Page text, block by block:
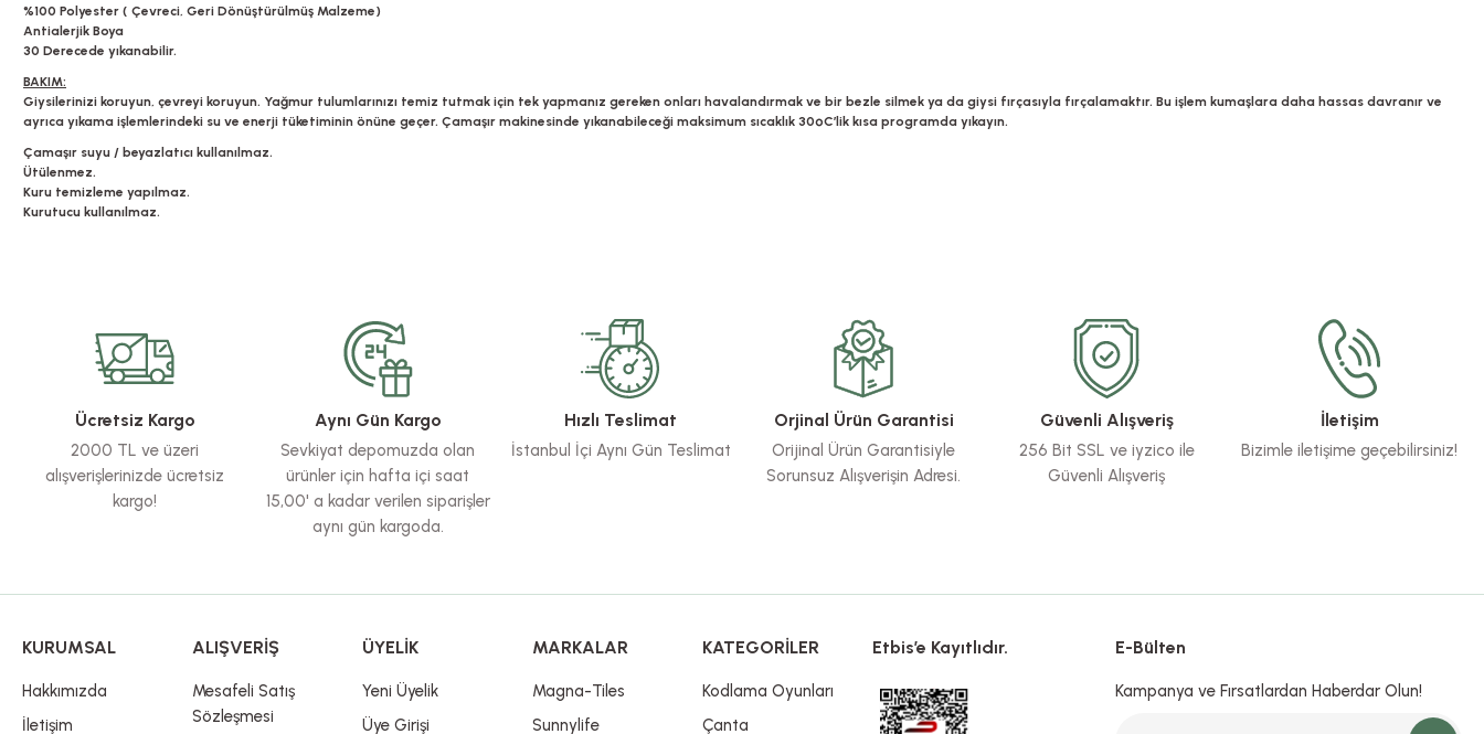
%100 Polyester ( Çevreci, Geri Dönüştürülmüş Malzeme)
Antialerjik Boya
30 Derecede yıkanabilir.
BAKIM:
Giysilerinizi koruyun, çevreyi koruyun. Yağmur tulumlarınızı temiz tutmak için tek yapmanız gereken onları havalandırmak ve bir bezle silmek ya da giysi fırçasıyla fırçalamaktır. Bu işlem kumaşlara daha hassas davranır ve
ayrıca yıkama işlemlerindeki su ve enerji tüketiminin önüne geçer. Çamaşır makinesinde yıkanabileceği maksimum sıcaklık 30ºC’lik kısa programda yıkayın.
Çamaşır suyu / beyazlatıcı kullanılmaz.
Ütülenmez.
Kuru temizleme yapılmaz.
Kurutucu kullanılmaz.
Ürün resmi kalitesiz, bozuk veya görüntülenemiyor.
Ürün açıklamasında eksik bilgiler bulunuyor.
Ürün bilgilerinde hatalar bulunuyor.
Ürün fiyatı diğer sitelerden daha pahalı.
Bu ürüne benzer farklı alternatifler olmalı.
Ücretsiz Kargo
2000 TL ve üzeri
alışverişlerinizde ücretsiz
kargo!
Aynı Gün Kargo
Sevkiyat depomuzda olan
ürünler için hafta içi saat
15,00' a kadar verilen siparişler
aynı gün kargoda.
Hızlı Teslimat
İstanbul İçi Aynı Gün Teslimat
Orjinal Ürün Garantisi
Orijinal Ürün Garantisiyle
Sorunsuz Alışverişin Adresi.
Güvenli Alışveriş
256 Bit SSL ve iyzico ile
Güvenli Alışveriş
İletişim
Bizimle iletişime geçebilirsiniz!
KURUMSAL
Hakkımızda
İletişim
ALIŞVERİŞ
Mesafeli Satış
Sözleşmesi
ÜYELİK
Yeni Üyelik
Üye Girişi
MARKALAR
Magna-Tiles
Sunnylife
KATEGORİLER
Kodlama Oyunları
Çanta
Etbis’e Kayıtlıdır. E-Bülten
Kampanya ve Fırsatlardan Haberdar Olun!